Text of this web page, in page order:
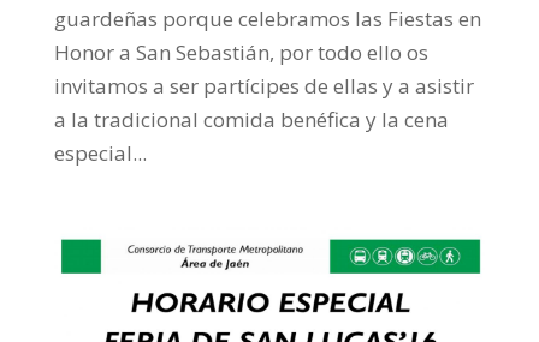
guardeñas porque celebramos las Fiestas en
Honor a San Sebastián, por todo ello os
invitamos a ser partícipes de ellas y a asistir
a la tradicional comida benéfica y la cena
especial...